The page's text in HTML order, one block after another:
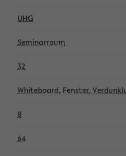
UHG
Seminarraum
32
Whiteboard, Fenster,
8
64